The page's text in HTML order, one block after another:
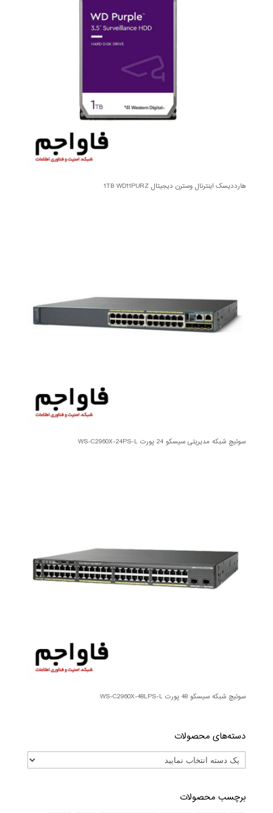
هارددیسک اینترنال وسترن دیجیتال 1TB WD11PURZ
سوئیچ شبکه مدیریتی سیسکو 24 پورت WS-C2960X-24PS-L
سوئیچ شبکه سیسکو 48 پورت WS-C2960X-48LPS-L
دسته‌های محصولات
برچسب محصولات